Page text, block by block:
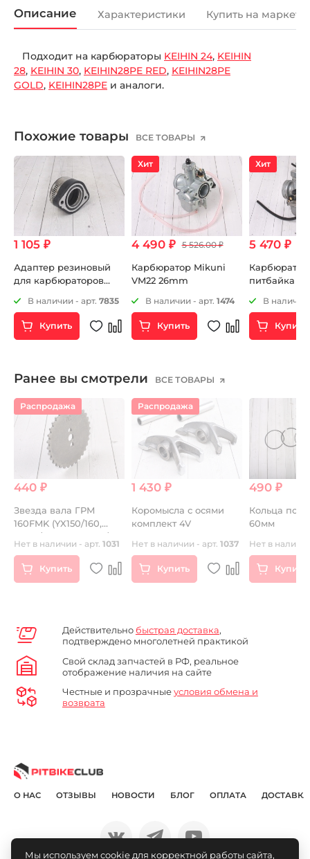
Описание Характеристики Купить на
Подходит на карбюраторы KEIHIN 24, KEIHIN
28, KEIHIN 30, KEIHIN28PE RED, KEIHIN28PE
GOLD, KEIHIN28PE и аналоги.
Похожие товары ВСЕ ТОВАРЫ
1 105 ₽
Адаптер резиновый
для карбюраторов
48мм
В наличии - арт. 7835
Купить
Хит
4 490 ₽ 5 526.00 ₽
Карбюратор Mikuni
VM22 26mm
В наличии - арт. 1474
Купить
Хит
5 470 ₽
питбайка
В наличии
Купить
Ранее вы смотрели ВСЕ ТОВАРЫ
Распродажа
440 ₽
Звезда вала ГРМ
160FMK (YX150/160,
ZS155/160) KAYO-155/160
32T
Нет в наличии - арт. 1031
Купить
Распродажа
1 430 ₽
Коромысла с осями
комплект 4V
Нет в наличии - арт. 1037
Купить
490 ₽
Кольца
60мм
Нет в
Купить
Действительно быстрая доставка,
подтверждено многолетней практикой
Свой склад запчастей в РФ, реальное
отображение наличия на сайте
Честные и прозрачныеусловия обмена и
возврата
О НАС ОТЗЫВЫ НОВОСТИ БЛОГ ОПЛАТА ДОСТАВКА
Мы используем cookie для корректной работы сайта,